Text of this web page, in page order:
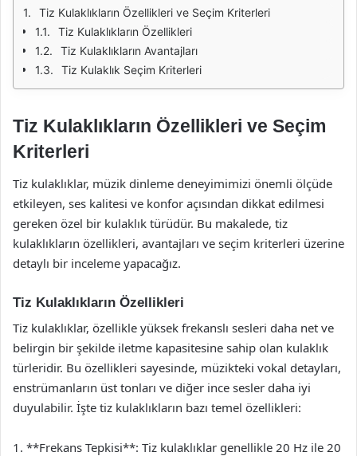
Tiz Kulaklıkların Özellikleri ve Seçim Kriterleri
Tiz Kulaklıkların Özellikleri
Tiz Kulaklıkların Avantajları
Tiz Kulaklık Seçim Kriterleri
Tiz Kulaklıkların Özellikleri ve Seçim
Kriterleri
Tiz kulaklıklar, müzik dinleme deneyimimizi önemli ölçüde
etkileyen, ses kalitesi ve konfor açısından dikkat edilmesi
gereken özel bir kulaklık türüdür. Bu makalede, tiz
kulaklıkların özellikleri, avantajları ve seçim kriterleri üzerine
detaylı bir inceleme yapacağız.
Tiz Kulaklıkların Özellikleri
Tiz kulaklıklar, özellikle yüksek frekanslı sesleri daha net ve
belirgin bir şekilde iletme kapasitesine sahip olan kulaklık
türleridir. Bu özellikleri sayesinde, müzikteki vokal detayları,
enstrümanların üst tonları ve diğer ince sesler daha iyi
duyulabilir. İşte tiz kulaklıkların bazı temel özellikleri:
1. **Frekans Tepkisi**: Tiz kulaklıklar genellikle 20 Hz ile 20